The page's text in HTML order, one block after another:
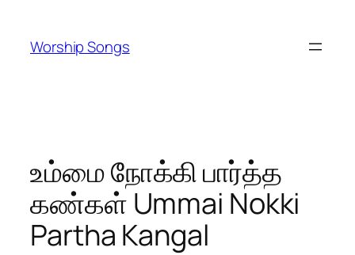
content
Worship Songs
உம்மை நோக்கி பார்த்த
கண்கள் Ummai Nokki
Partha Kangal